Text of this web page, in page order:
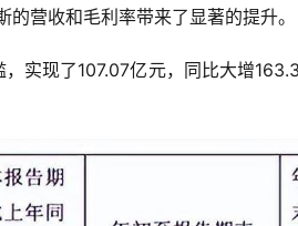
营收和毛利率带来了显著的提升。
实现了107.07亿元，同比大增